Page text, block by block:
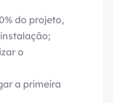
do projeto,
o
a primeira